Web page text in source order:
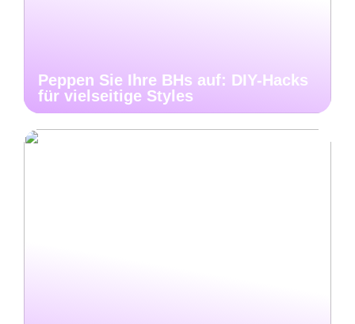
Peppen Sie Ihre BHs auf: DIY-Hacks
für vielseitige Styles